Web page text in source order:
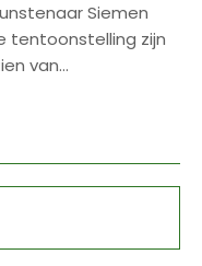
Siemen
tentoonstelling zijn
van…